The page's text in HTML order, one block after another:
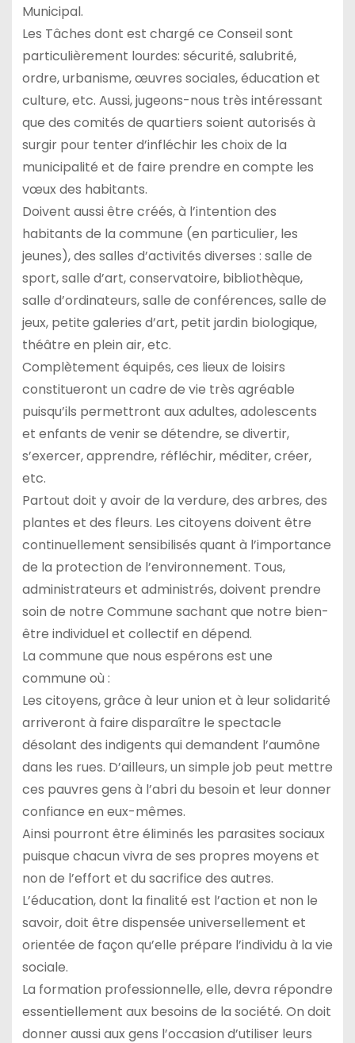
Municipal.
Les Tâches dont est chargé ce Conseil sont
particulièrement lourdes: sécurité, salubrité,
ordre, urbanisme, œuvres sociales, éducation et
culture, etc. Aussi, jugeons-nous très intéressant
que des comités de quartiers soient autorisés à
surgir pour tenter d’infléchir les choix de la
municipalité et de faire prendre en compte les
vœux des habitants.
Doivent aussi être créés, à l’intention des
habitants de la commune (en particulier, les
jeunes), des salles d’activités diverses : salle de
sport, salle d’art, conservatoire, bibliothèque,
salle d’ordinateurs, salle de conférences, salle de
jeux, petite galeries d’art, petit jardin biologique,
théâtre en plein air, etc.
Complètement équipés, ces lieux de loisirs
constitueront un cadre de vie très agréable
puisqu’ils permettront aux adultes, adolescents
et enfants de venir se détendre, se divertir,
s’exercer, apprendre, réfléchir, méditer, créer,
etc.
Partout doit y avoir de la verdure, des arbres, des
plantes et des fleurs. Les citoyens doivent être
continuellement sensibilisés quant à l’importance
de la protection de l’environnement. Tous,
administrateurs et administrés, doivent prendre
soin de notre Commune sachant que notre bien-
être individuel et collectif en dépend.
La commune que nous espérons est une
commune où :
Les citoyens, grâce à leur union et à leur solidarité
arriveront à faire disparaître le spectacle
désolant des indigents qui demandent l’aumône
dans les rues. D’ailleurs, un simple job peut mettre
ces pauvres gens à l’abri du besoin et leur donner
confiance en eux-mêmes.
Ainsi pourront être éliminés les parasites sociaux
puisque chacun vivra de ses propres moyens et
non de l’effort et du sacrifice des autres.
L’éducation, dont la finalité est l’action et non le
savoir, doit être dispensée universellement et
orientée de façon qu’elle prépare l’individu à la vie
sociale.
La formation professionnelle, elle, devra répondre
essentiellement aux besoins de la société. On doit
donner aussi aux gens l’occasion d’utiliser leurs